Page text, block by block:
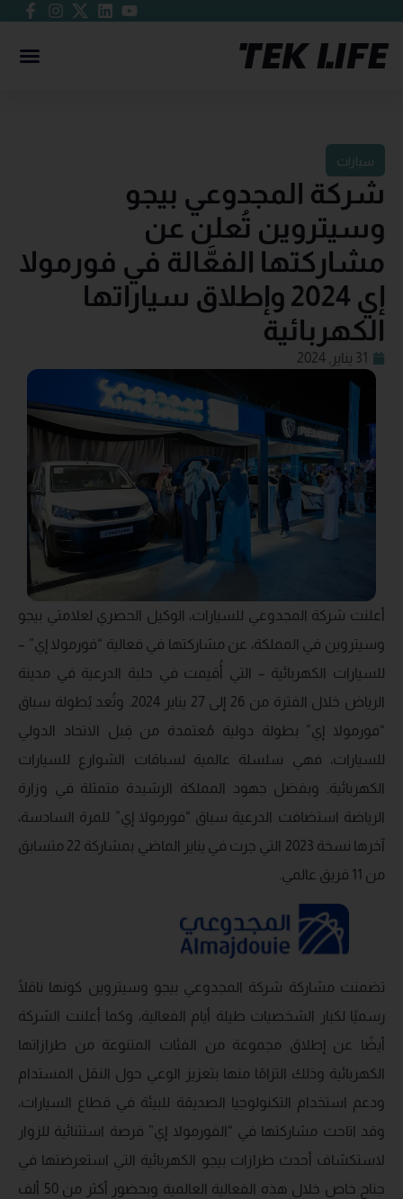
سيارات
شركة المجدوعي بيجو
وسيتروين تُعلن عن
مشاركتها الفعَّالة في فورمولا
إي 2024 وإطلاق سياراتها
الكهربائية
31 يناير, 2024
أعلنت شركة المجدوعي للسيارات، الوكيل الحصري لعلامتي بيجو
وسيتروين في المملكة، عن مشاركتها في فعالية “فورمولا إي” –
للسيارات الكهربائية – التي أُقيمت في حلبة الدرعية في مدينة
الرياض خلال الفترة من 26 إلى 27 يناير 2024. وتُعد بُطولة سباق
“فورمولا إي” بطولة دولية مُعتمدة من قِبل الاتحاد الدولي
للسيارات، فهي سلسلة عالمية لسباقات الشوارع للسيارات
الكهربائية. وبفضل جهود المملكة الرشيدة متمثلة في وزارة
الرياضة استضافت الدرعية سباق “فورمولا إي” للمرة السادسة،
آخرها نسخة 2023 التي جرت في يناير الماضي بمشاركة 22 متسابق
من 11 فريق عالمي.
تضمنت مشاركة شركة المجدوعي بيجو وسيتروين كونها ناقلًا
رسميًا لكبار الشخصيات طيلة أيام الفعالية، وكما أعلنت الشركة
أيضًا عن إطلاق مجموعة من الفئات المتنوعة من طرازاتها
الكهربائية وذلك التزامًا منها بتعزيز الوعي حول النقل المستدام
ودعم استخدام التكنولوجيا الصديقة للبيئة في قطاع السيارات،
وقد اتاحت مشاركتها في “الفورمولا إي” فرصة استثنائية للزوار
لاستكشاف أحدث طرازات بيجو الكهربائية التي استعرضتها في
جناح خاص خلال هذه الفعالية العالمية وبحضور أكثر من 50 ألف